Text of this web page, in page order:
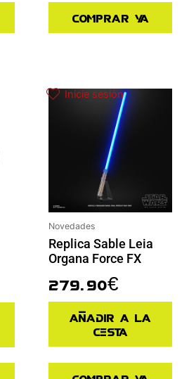
Comprar ya
Inicie sesión
Novedades
Replica Sable Leia
Organa Force FX
279.90€
Añadir a la
cesta